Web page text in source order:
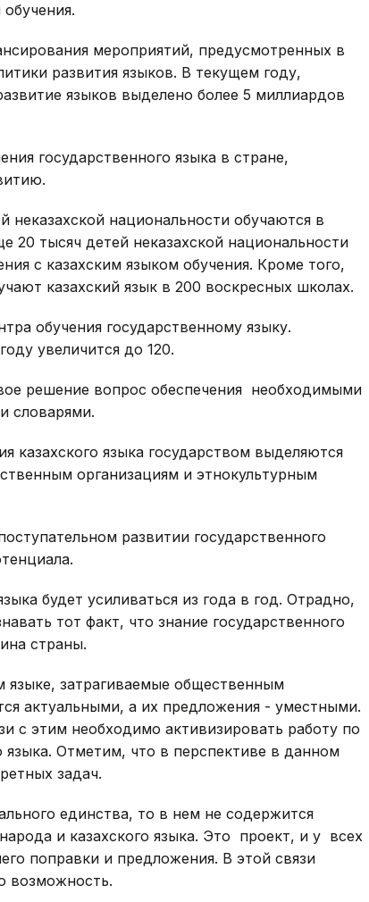
мероприятий, предусмотренных в
развития языков. В текущем году,
языков выделено более 5 миллиардов
государственного языка в стране,
национальности обучаются в
20 тысяч детей неказахской национальности
с казахским языком обучения. Кроме того,
казахский язык в 200 воскресных школах.
обучения государственному языку.
увеличится до 120.
решение вопрос обеспечения необходимыми
словарями.
казахского языка государством выделяются
организациям и этнокультурным
развитии государственного
будет усиливаться из года в год. Отрадно,
тот факт, что знание государственного
страны.
языке, затрагиваемые общественным
актуальными, а их предложения - уместными.
с этим необходимо активизировать работу по
Отметим, что в перспективе в данном
задач.
единства, то в нем не содержится
и казахского языка. Это проект, и у всех
поправки и предложения. В этой связи
возможность.